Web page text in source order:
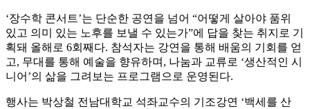
‘장수학 콘서트’는 단순한 공연을 넘어 “어떻게 살아야 품위
있고 의미 있는 노후를 보낼 수 있는가”에 답을 찾는 취지로 기
획돼 올해로 6회째다. 참석자는 강연을 통해 배움의 기회를 얻
고, 무대를 통해 예술을 향유하며, 나눔과 교류로 ‘생산적인 시
니어’의 삶을 그려보는 프로그램으로 운영된다.
행사는 박상철 전남대학교 석좌교수의 기조강연 ‘백세를 산